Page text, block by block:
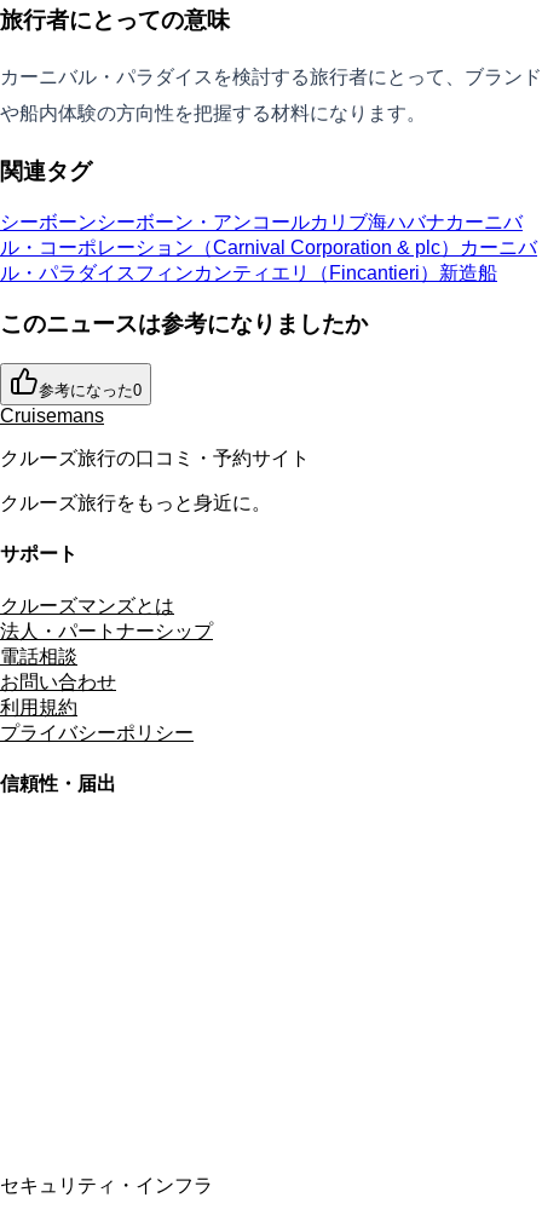
旅行者にとっての意味
カーニバル・パラダイスを検討する旅行者にとって、ブランド
や船内体験の方向性を把握する材料になります。
関連タグ
シーボーンシーボーン・アンコールカリブ海ハバナカーニバ
ル・コーポレーション（Carnival Corporation & plc）
カーニバ
ル・パラダイスフィンカンティエリ（Fincantieri） 新造船
このニュースは参考になりましたか
参考になった0
Cruisemans
クルーズ旅行の口コミ・予約サイト
クルーズ旅行をもっと身近に。
サポート
クルーズマンズとは
法人・パートナーシップ
電話相談
お問い合わせ
利用規約
プライバシーポリシー
信頼性・届出
セキュリティ・インフラ